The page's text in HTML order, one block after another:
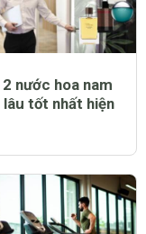
nước hoa nam
tốt nhất hiện